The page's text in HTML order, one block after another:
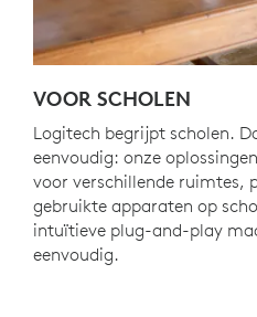
VOOR SCHOLEN
Logitech begrijpt scholen.
eenvoudig: onze
voor verschillende ruimtes,
gebruikte apparaten op
intuïtieve plug-and-play
eenvoudig.